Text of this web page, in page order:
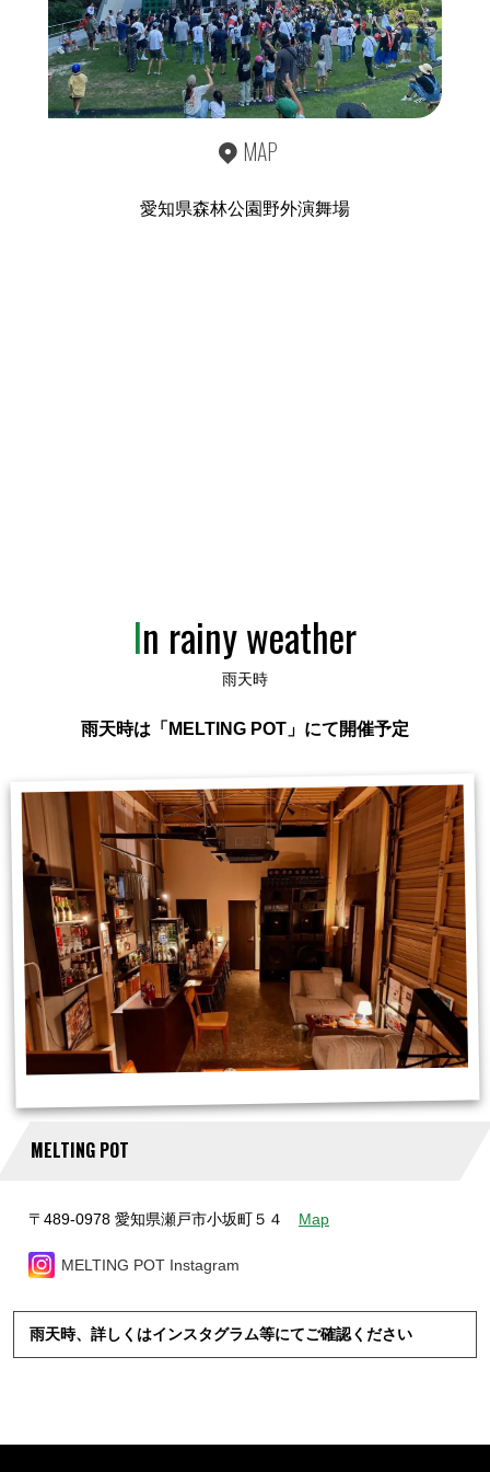
MAP
愛知県森林公園野外演舞場
In rainy weather
雨天時
雨天時は「MELTING POT」にて開催予定
MELTING POT
〒489-0978 愛知県瀬戸市小坂町５４ Map
MELTING POT Instagram
雨天時、詳しくはインスタグラム等にてご確認ください